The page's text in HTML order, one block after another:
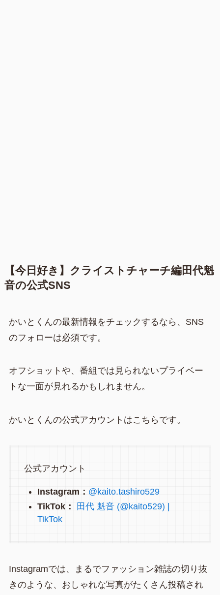
【今日好き】クライストチャーチ編田代魁
音の公式SNS
かいとくんの最新情報をチェックするなら、SNS
のフォローは必須です。
オフショットや、番組では見られないプライベー
トな一面が見れるかもしれません。
かいとくんの公式アカウントはこちらです。
公式アカウント
Instagram： @kaito.tashiro529
TikTok：
田代 魁音 (@kaito529) |
TikTok
Instagramでは、まるでファッション雑誌の切り抜
きのような、おしゃれな写真がたくさん投稿され